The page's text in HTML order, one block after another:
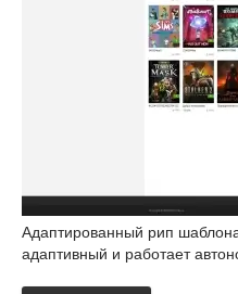
Адаптированный рип
адаптивный и работает